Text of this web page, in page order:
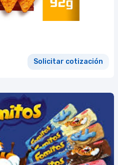
Solicitar cotización